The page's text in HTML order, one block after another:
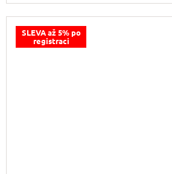
SLEVA až 5% po
registraci